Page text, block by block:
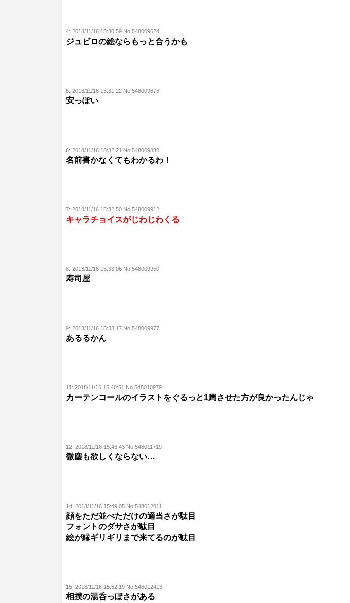
4: 2018/11/16 15:30:59 No.548009624
ジュビロの絵ならもっと合うかも
5: 2018/11/16 15:31:22 No.548009676
安っぽい
6: 2018/11/16 15:32:21 No.548009830
名前書かなくてもわかるわ！
7: 2018/11/16 15:32:50 No.548009912
キャラチョイスがじわじわくる
8: 2018/11/16 15:33:06 No.548009950
寿司屋
9: 2018/11/16 15:33:17 No.548009977
あるるかん
11: 2018/11/16 15:40:51 No.548010979
カーテンコールのイラストをぐるっと1周させた方が良かったんじゃ
12: 2018/11/16 15:46:43 No.548011719
微塵も欲しくならない…
14: 2018/11/16 15:49:05 No.548012011
顔をただ並べただけの適当さが駄目
フォントのダサさが駄目
絵が縁ギリギリまで来てるのが駄目
15: 2018/11/16 15:52:19 No.548012413
相撲の湯呑っぽさがある